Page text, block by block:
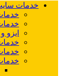
خدمات
ایزو